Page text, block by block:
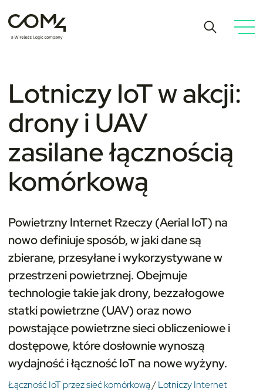
Lotniczy IoT w akcji:
drony i UAV
zasilane łącznością
komórkową
Powietrzny Internet Rzeczy (Aerial IoT) na
nowo definiuje sposób, w jaki dane są
zbierane, przesyłane i wykorzystywane w
przestrzeni powietrznej. Obejmuje
technologie takie jak drony, bezzałogowe
statki powietrzne (UAV) oraz nowo
powstające powietrzne sieci obliczeniowe i
dostępowe, które dosłownie wynoszą
wydajność i łączność IoT na nowe wyżyny.
Łączność IoT przez sieć komórkową/Lotniczy Internet